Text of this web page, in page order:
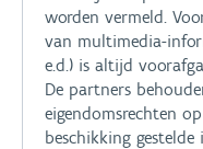
worden vermeld.
van multimedia-
e.d.) is altijd
De partners
eigendomsrechten
beschikking